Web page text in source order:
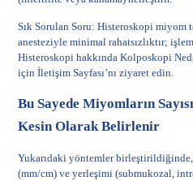
Sık Sorulan Soru: Histeroskopi miyom
anesteziyle minimal rahatsızlıktır;
Histeroskopi hakkındaKolposkopi
içinİletişim Sayfası’nı ziyaret edin.
Bu Sayede Miyomların
Kesin Olarak Belirlenir
Yukarıdaki yöntemler birleştirildiğinde,
(mm/cm) ve yerleşimi (submukozal,